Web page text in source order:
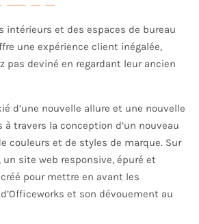
intérieurs et des espaces de bureau
une expérience client inégalée,
pas deviné en regardant leur ancien
d’une nouvelle allure et une nouvelle
travers la conception d’un nouveau
couleurs et de styles de marque. Sur
site web responsive, épuré et
pour mettre en avant les
et son dévouement au